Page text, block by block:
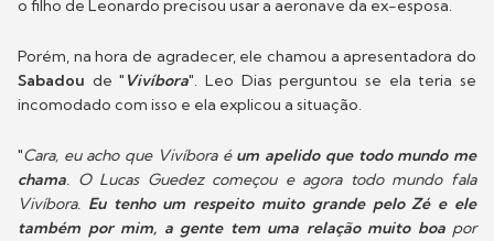
o filho de Leonardo precisou usar a aeronave da ex-esposa.
Porém, na hora de agradecer, ele chamou a apresentadora do
Sabadou de " Vivíbora". Leo Dias perguntou se ela teria se
incomodado com isso e ela explicou a situação.
"Cara, eu acho que Vivíbora é um apelido que todo mundo me
chama. O Lucas Guedez começou e agora todo mundo fala
Vivíbora. Eu tenho um respeito muito grande pelo Zé e ele
também por mim, a gente tem uma relação muito boapor